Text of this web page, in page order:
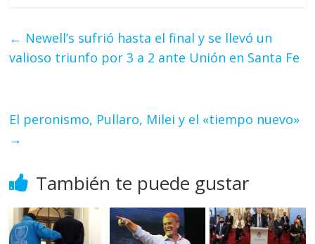
← Newell’s sufrió hasta el final y se llevó un
valioso triunfo por 3 a 2 ante Unión en Santa Fe
El peronismo, Pullaro, Milei y el «tiempo nuevo»
→
También te puede gustar